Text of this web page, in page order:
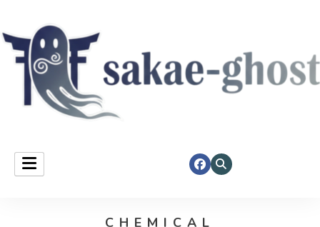
Sakae Ghost
CHEMICAL